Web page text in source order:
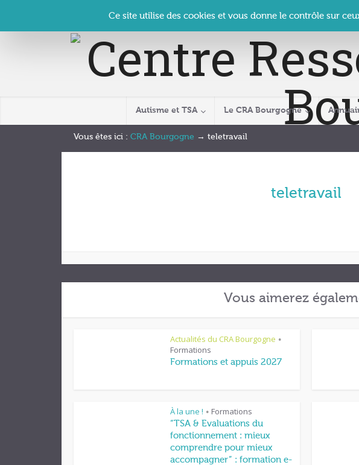
Contact Se connecter | CRA Bourgogne – Le Clos des
Autisme et TSA Le CRA Bourgogne
Vous êtes ici : CRA Bourgogne → teletravail
teletravail
Vous aimerez
Actualités du CRA Bourgogne •
Formations
Formations et appuis 2027
À la une ! • Formations
“TSA & Evaluations du
fonctionnement : mieux
comprendre pour mieux
accompagner” : formation e-
Ce site utilise des cookies et vous donne le contrôle sur